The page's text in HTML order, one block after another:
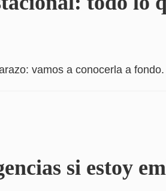
vamos a conocerla a
si estoy